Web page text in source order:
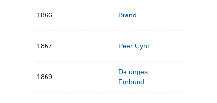
1866 Brand
1867 Peer Gynt
1869
De unges
Forbund